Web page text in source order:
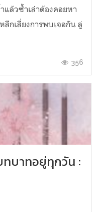
แล้วซ้ำเล่าต้องคอยหา
กเลี่ยงการพบเจอกัน ลู่
356
บาทอยู่ทุกวัน :